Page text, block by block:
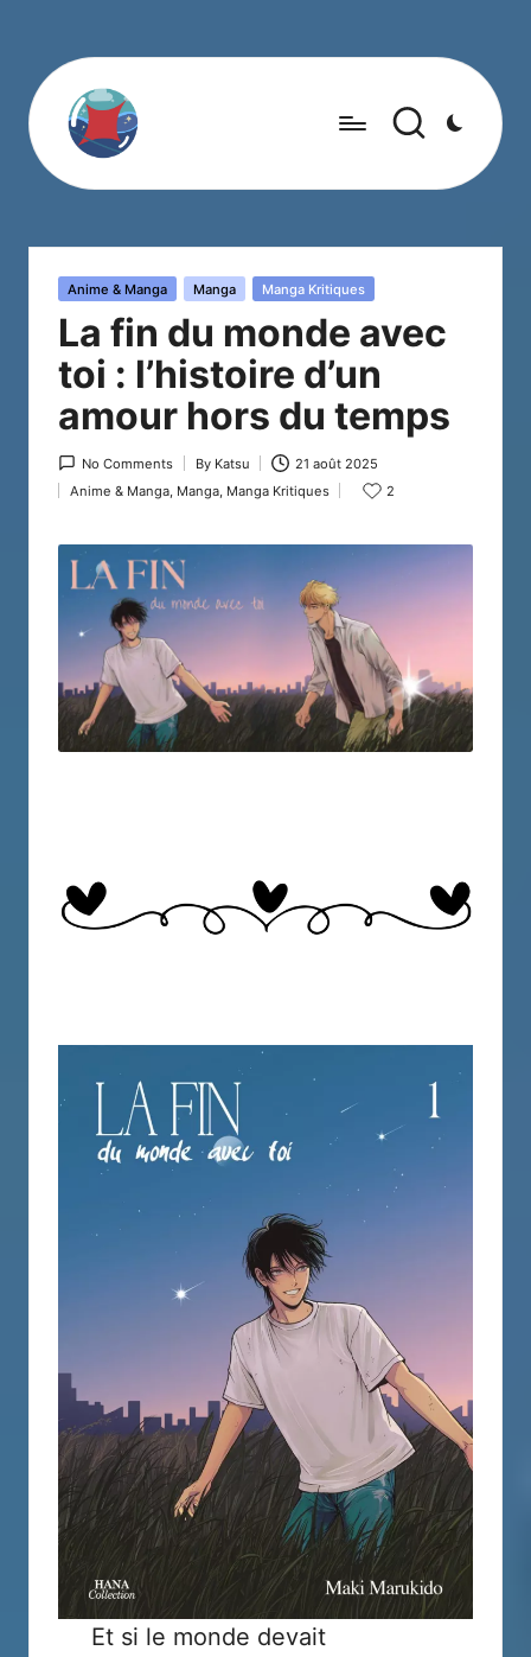
Posted
Anime & Manga Manga Manga Kritiques
La fin du monde avec
toi : l’histoire d’un
amour hors du temps
No Comments
Posted
by
By Katsu 21 août 2025
Posted
Anime & Manga, Manga, Manga Kritiques 2
Et si le monde devait